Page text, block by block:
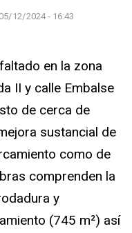
05/12/2024 - 16:43
en la zona
II y calle Embalse
de cerca de
sustancial de
como de
comprenden la
y
(745 m²) así